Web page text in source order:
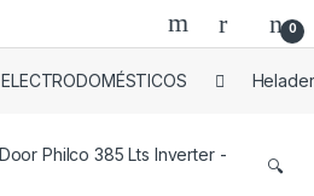
0
ELECTRODOMÉSTICOS
🔍